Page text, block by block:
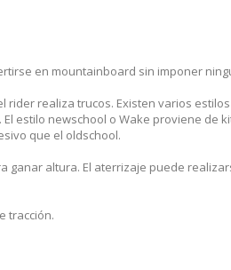
en mountainboard sin imponer
rider realiza trucos. Existen varios
estilo newschool o Wake proviene
que el oldschool.
ganar altura. El aterrizaje puede
tracción.